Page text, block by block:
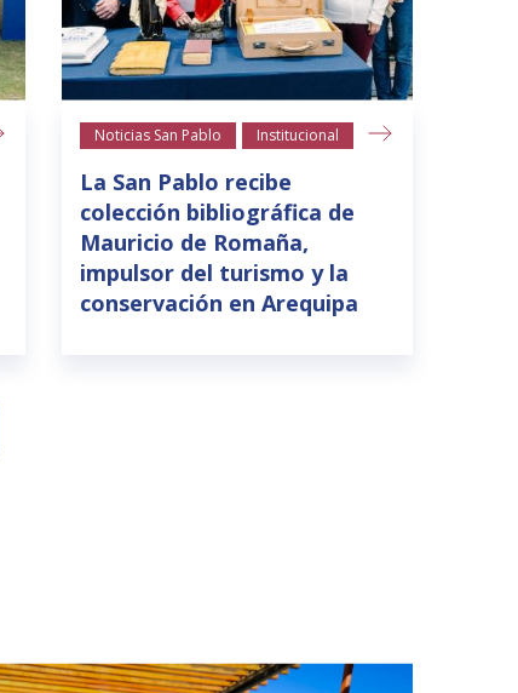
Noticias San Pablo Institucional
La San Pablo recibe
colección bibliográfica de
Mauricio de Romaña,
impulsor del turismo y la
conservación en Arequipa